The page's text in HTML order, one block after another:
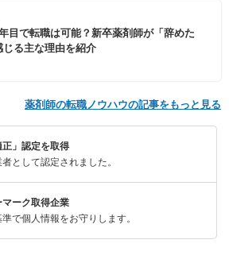
目で転職は可能？新卒薬剤師が「辞めた
じる主な理由を紹介
薬剤師の転職ノウハウの記事をもっと見る
正」認定を取得
として認定されました。
ーク取得企業
で個人情報をお守りします。